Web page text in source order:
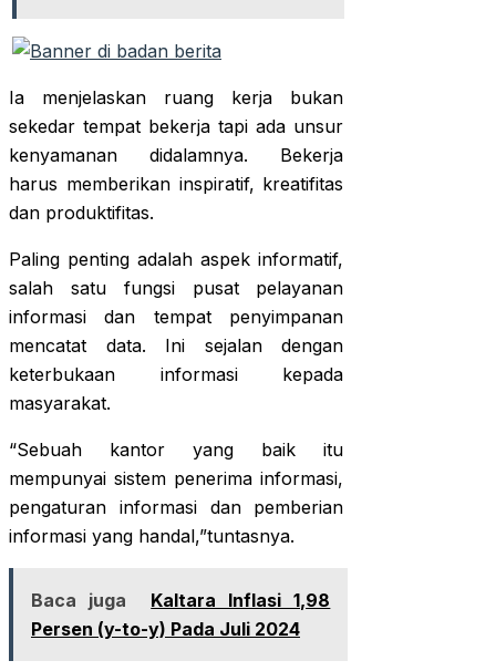
Ia menjelaskan ruang kerja bukan
sekedar tempat bekerja tapi ada unsur
kenyamanan didalamnya. Bekerja
harus memberikan inspiratif, kreatifitas
dan produktifitas.
Paling penting adalah aspek informatif,
salah satu fungsi pusat pelayanan
informasi dan tempat penyimpanan
mencatat data. Ini sejalan dengan
keterbukaan informasi kepada
masyarakat.
“Sebuah kantor yang baik itu
mempunyai sistem penerima informasi,
pengaturan informasi dan pemberian
informasi yang handal,”tuntasnya.
Baca juga
Kaltara Inflasi 1,98
Persen (y-to-y) Pada Juli 2024